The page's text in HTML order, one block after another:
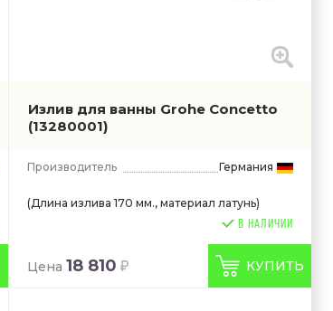
Излив для ванны Grohe Concetto
(13280001)
Производитель Германия
(Длина излива 170 мм., материал латунь)
В НАЛИЧИИ
Цена 18 810 КУПИТЬ